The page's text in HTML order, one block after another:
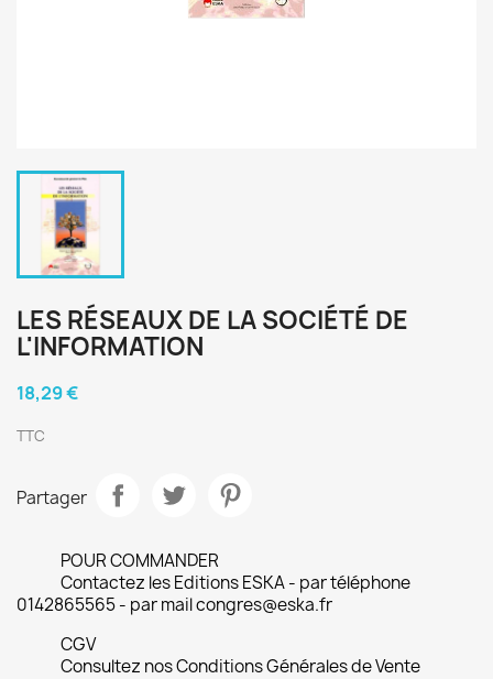
LES RÉSEAUX DE LA SOCIÉTÉ DE
L'INFORMATION
18,29 €
TTC
Partager
POUR COMMANDER
Contactez les Editions ESKA - par téléphone
0142865565 - par mail congres@eska.fr
CGV
Consultez nos Conditions Générales de Vente